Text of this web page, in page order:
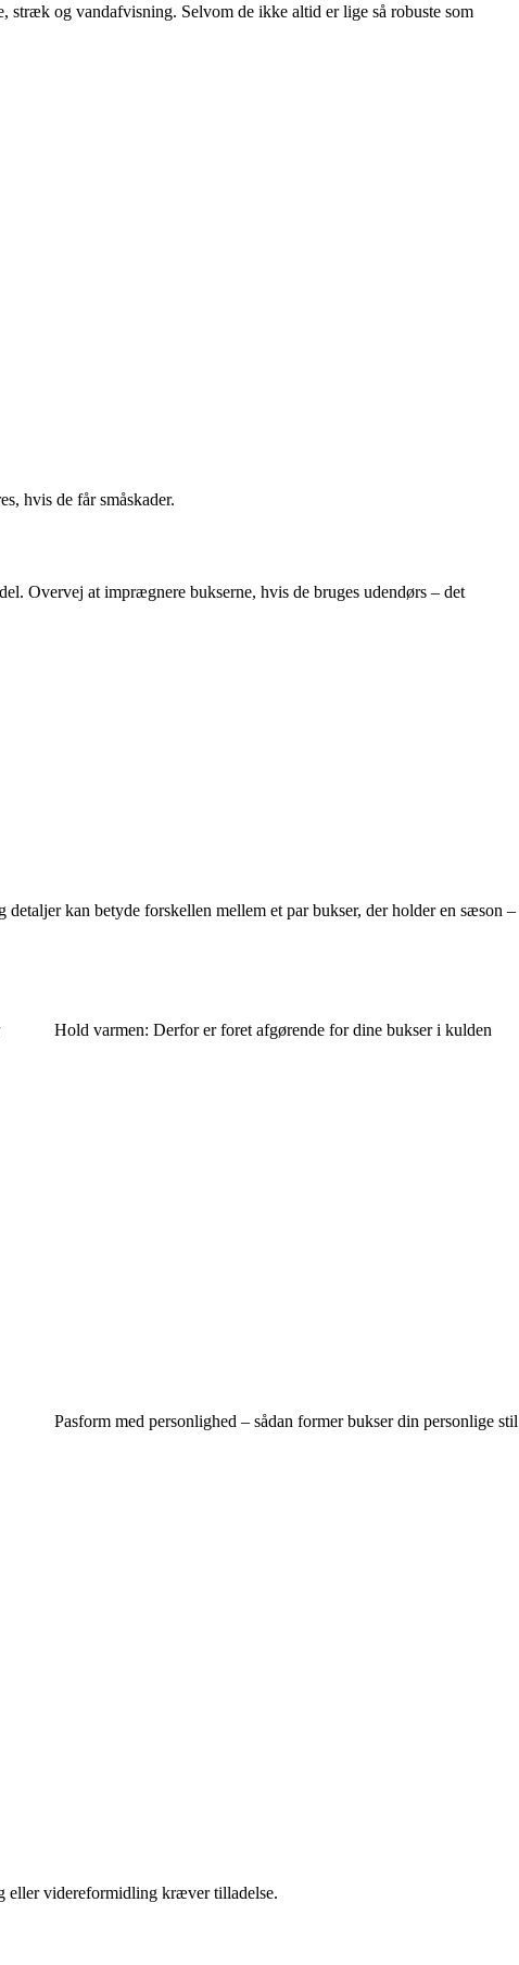
stræk og vandafvisning. Selvom de ikke altid er lige så robuste som
hvis de får småskader.
Overvej at imprægnere bukserne, hvis de bruges udendørs – det
kan betyde forskellen mellem et par bukser, der holder en sæson –
Hold varmen: Derfor er foret afgørende for dine bukser i kulden
Pasform med personlighed – sådan former bukser din personlige stil
eller videreformidling kræver tilladelse.